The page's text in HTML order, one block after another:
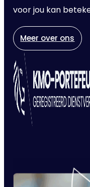
voor jou kan
Meer over ons